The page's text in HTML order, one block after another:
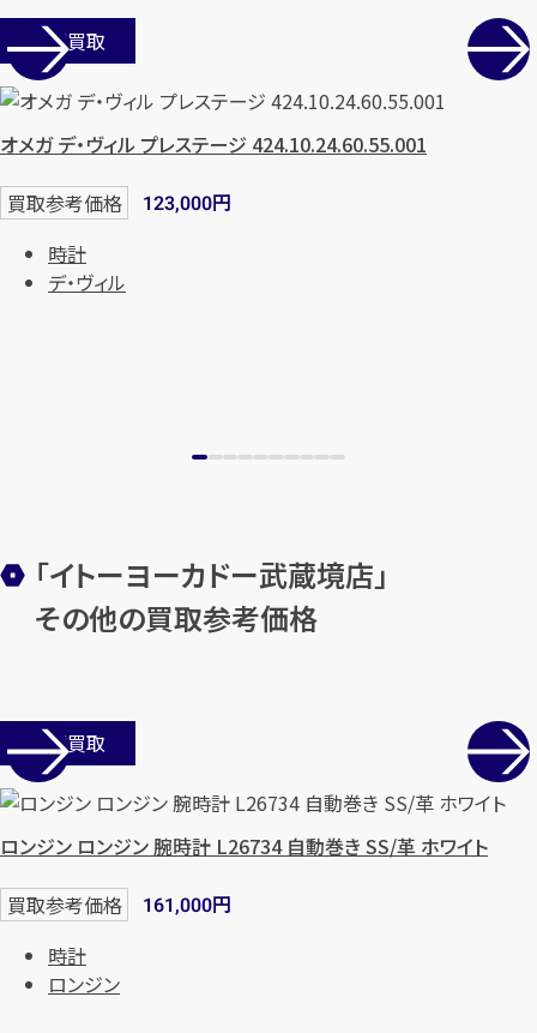
店舗買取
オメガ デ・ヴィル プレステージ 424.10.24.60.55.001
買取参考価格 123,000円
時計
デ・ヴィル
「イトーヨーカドー武蔵境店」
その他の買取参考価格
店舗買取
ロンジン ロンジン 腕時計 L26734 自動巻き SS/革 ホワイト
買取参考価格 161,000円
時計
ロンジン